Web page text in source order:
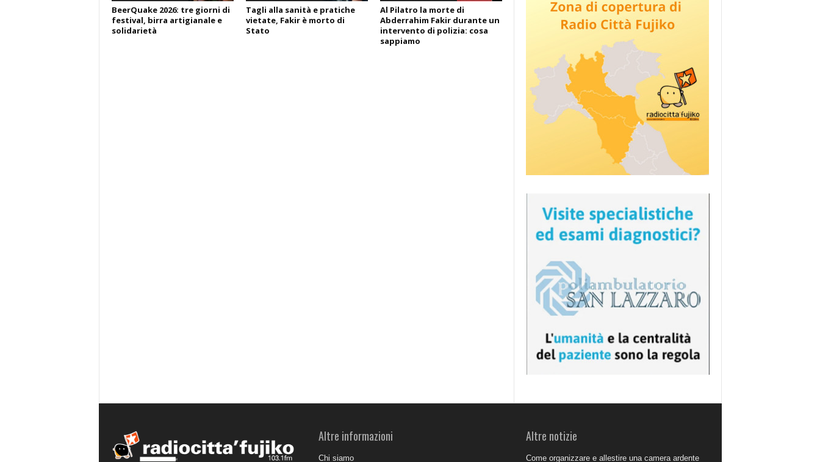
BeerQuake 2026: tre giorni di
festival, birra artigianale e
solidarietà
Tagli alla sanità e pratiche
vietate, Fakir è morto di
Stato
Al Pilatro la morte di
Abderrahim Fakir durante un
intervento di polizia: cosa
sappiamo
Altre informazioni
Chi siamo
Altre notizie
Come organizzare e allestire una camera ardente